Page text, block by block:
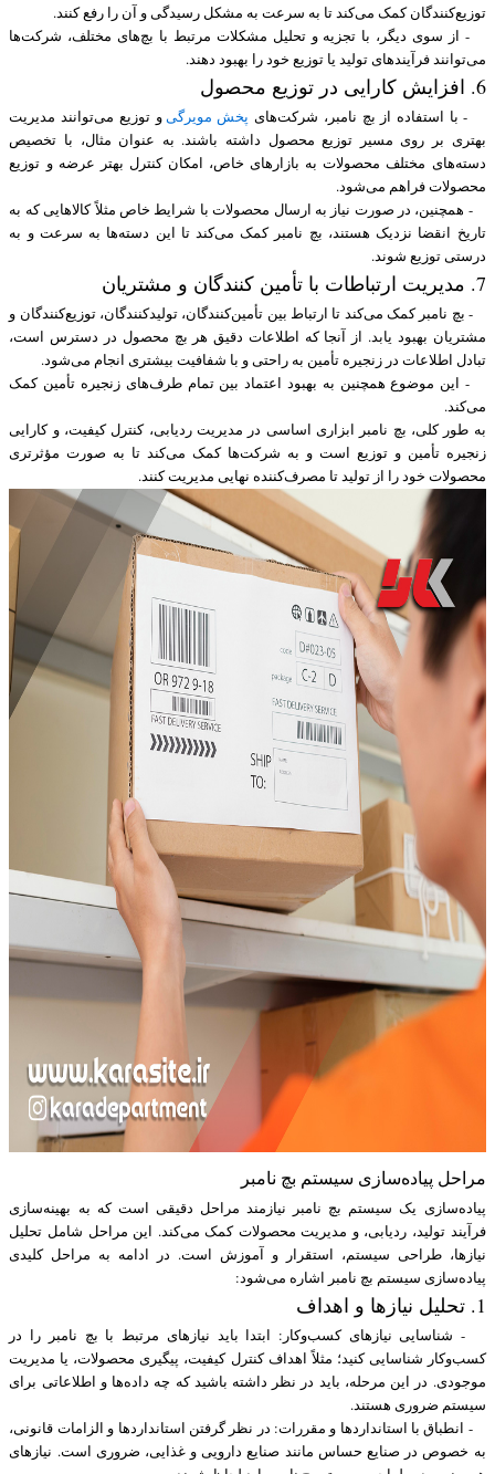
توزیع‌کنندگان کمک می‌کند تا به سرعت به مشکل رسیدگی و آن را رفع کنند.
- از سوی دیگر، با تجزیه و تحلیل مشکلات مرتبط با بچ‌های مختلف، شرکت‌ها
می‌توانند فرآیندهای تولید یا توزیع خود را بهبود دهند.
6. افزایش کارایی در توزیع محصول
- با استفاده از بچ نامبر، شرکت‌های پخش مویرگیو توزیع می‌توانند مدیریت
بهتری بر روی مسیر توزیع محصول داشته باشند. به عنوان مثال، با تخصیص
دسته‌های مختلف محصولات به بازارهای خاص، امکان کنترل بهتر عرضه و توزیع
محصولات فراهم می‌شود.
- همچنین، در صورت نیاز به ارسال محصولات با شرایط خاص مثلاً کالاهایی که به
تاریخ انقضا نزدیک هستند، بچ نامبر کمک می‌کند تا این دسته‌ها به سرعت و به
درستی توزیع شوند.
7. مدیریت ارتباطات با تأمین ‌کنندگان و مشتریان
- بچ نامبر کمک می‌کند تا ارتباط بین تأمین‌کنندگان، تولیدکنندگان، توزیع‌کنندگان و
مشتریان بهبود یابد. از آنجا که اطلاعات دقیق هر بچ محصول در دسترس است،
تبادل اطلاعات در زنجیره تأمین به راحتی و با شفافیت بیشتری انجام می‌شود.
- این موضوع همچنین به بهبود اعتماد بین تمام طرف‌های زنجیره تأمین کمک
می‌کند.
به طور کلی، بچ نامبر ابزاری اساسی در مدیریت ردیابی، کنترل کیفیت، و کارایی
زنجیره تأمین و توزیع است و به شرکت‌ها کمک می‌کند تا به صورت مؤثرتری
محصولات خود را از تولید تا مصرف‌کننده نهایی مدیریت کنند.
مراحل پیاده‌سازی سیستم بچ نامبر
پیاده‌سازی یک سیستم بچ نامبر نیازمند مراحل دقیقی است که به بهینه‌سازی
فرآیند تولید، ردیابی، و مدیریت محصولات کمک می‌کند. این مراحل شامل تحلیل
نیازها، طراحی سیستم، استقرار و آموزش است. در ادامه به مراحل کلیدی
پیاده‌سازی سیستم بچ نامبر اشاره می‌شود:
1. تحلیل نیازها و اهداف
- شناسایی نیازهای کسب‌وکار: ابتدا باید نیازهای مرتبط با بچ نامبر را در
کسب‌وکار شناسایی کنید؛ مثلاً اهداف کنترل کیفیت، پیگیری محصولات، یا مدیریت
موجودی. در این مرحله، باید در نظر داشته باشید که چه داده‌ها و اطلاعاتی برای
سیستم ضروری هستند.
- انطباق با استانداردها و مقررات: در نظر گرفتن استانداردها و الزامات قانونی،
به خصوص در صنایع حساس مانند صنایع دارویی و غذایی، ضروری است. نیازهای